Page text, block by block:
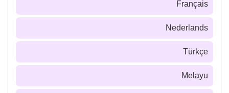
Français
Nederlands
Türkçe
Melayu